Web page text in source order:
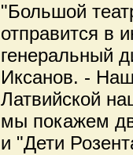
"Большой
отправится в
генеральный
Иксанов. -
Латвийской
мы покажем
и "Дети